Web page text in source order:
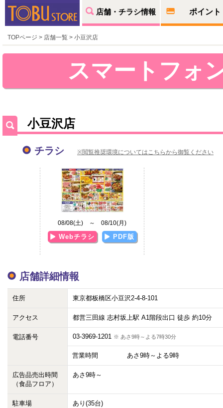
店舗・チラシ情報 ポイント
TOPページ > 店舗一覧 > 小豆沢店
スマートフォ
小豆沢店
チラシ ※閲覧推奨環境についてはこちらから御覧ください
08/08(土) ～ 08/10(月)
Webチラシ PDF版
店舗詳細情報
住所 東京都板橋区小豆沢2-4-8-101
アクセス 都営三田線 志村坂上駅 A1階段出口 徒歩 約10分
電話番号 03-3969-1201 ※ あさ9時～よる7時30分
営業時間 あさ9時～よる9時
広告品売出時間
（食品フロア）
あさ9時～
駐車場
あり(35台)